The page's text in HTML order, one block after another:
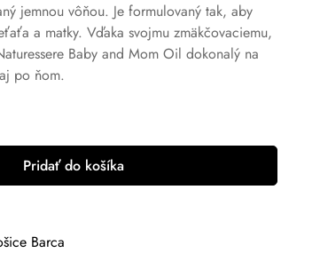
jemnou vôňou. Je formulovaný tak, aby
a matky. Vďaka svojmu zmäkčovaciemu,
Baby and Mom Oil dokonalý na
po ňom.
Pridať do košíka
Barca